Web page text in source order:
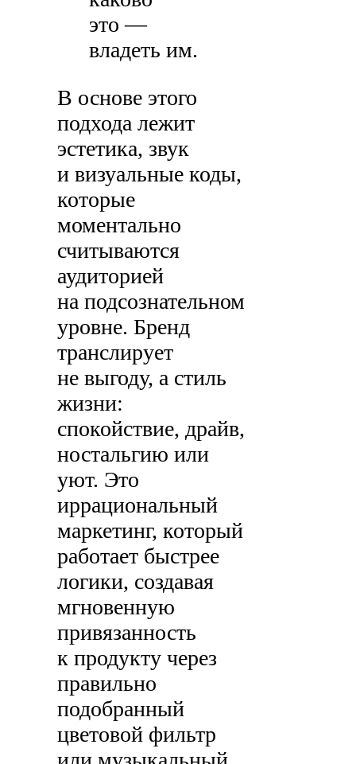
это —
владеть им.
В основе этого
подхода лежит
эстетика, звук
и визуальные коды,
которые
моментально
считываются
аудиторией
на подсознательном
уровне. Бренд
транслирует
не выгоду, а стиль
жизни:
спокойствие, драйв,
ностальгию или
уют. Это
иррациональный
маркетинг, который
работает быстрее
логики, создавая
мгновенную
привязанность
к продукту через
правильно
подобранный
цветовой фильтр